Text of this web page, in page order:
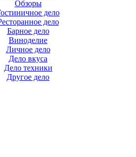
Обзоры
дело
дело
Барное дело
Виноделие
Личное дело
Дело вкуса
Дело техники
Другое дело